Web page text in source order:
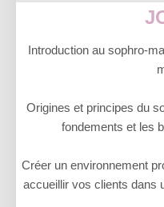
Introduction au sophro-
Origines et principes du
fondements et les
Créer un environnement
accueillir vos clients dans